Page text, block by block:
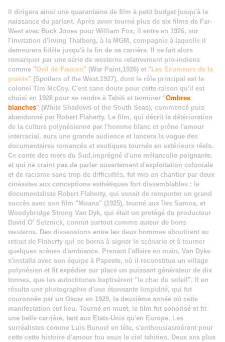
Il dirigera ainsi une quarantaine de film à petit budget jusqu'à la
naissance du parlant. Après avoir tourné plus de six films de Far-
West avec Buck Jones pour William Fox, il entre en 1926, sur
l'invitation d'Irving Thalberg, à la MGM, compagnie à laquelle il
demeurera fidèle jusqu'à la fin de sa carrière. Il se fait alors
remarquer par une série de westerns relativement pro-indiens
comme "Oeil de Faucon" (War Paint,1926) et " Les Ecumeurs de la
prairie" (Spoilers of the West,1927), dont le rôle principal est le
colonel Tim McCoy. C'est sans doute pour cette raison qu'il est
choisi en 1928 pour se rendre à Tahiti et terminer "Ombres
blanches" (White Shadows of the South Seas), commencé puis
abandonné par Robert Flaherty. Le film, qui décrit la détérioration
de la culture polynésienne par l'homme blanc et prône l'amour
interracial, aura une grande audience et lancera la vogue des
documentaires romancés et exotiques tournés en extérieurs réels.
Ce conte des mers du Sud,imprégné d'une mélancolie poignante,
et qui ne craint pas de parler ouvertement d'exploitation coloniale
et de racisme sans trop de difficultés, fut mis en chantier par deux
cinéastes aux conceptions esthétiques fort dissemblables : le
documentaliste Robert Flaherty, qui venait de remporter un grand
succès avec son film "Moana" (1925), tourné aux îles Samoa, et
Woodybridge Strong Van Dyk, qui était un protégé du producteur
David O' Selznick, connut surtout comme auteur de bons
westerns. Des dissensions entre les deux hommes aboutirent au
retrait de Flaherty qui se borna à signer le scénario et à tourner
quelques scènes d'ambiance. Prenant l'affaire en main, Van Dyke
s'installa avec son équipe à Papeete, où il reconstitua un village
polynésien et fit expédier sur place un puissant générateur de dix
tonnes, que les autochtones baptisèrent "le char du soleil". Il en
résulta une photographie d'une étonnante limpidité, qui fut
couronnée par un Oscar en 1929, la deuxième année où cette
manifestation eut lieu. Tourné en muet, le film fut sonorisé et fit
une belle carrière, tant aux Etats-Unis qu'en Europe. Les
surréalistes comme Luis Bunuel en tête, s'enthousiasmèrent pour
cette cette histoire d'amour fou sous le ciel tahitien. Deux ans plus